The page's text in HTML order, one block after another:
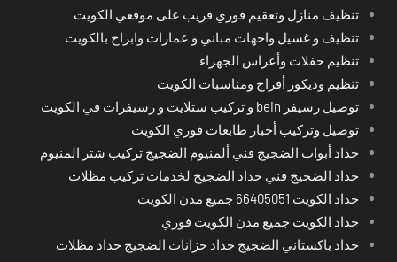
تنظيف منازل وتعقيم فوري قريب على موقعي الكويت
تنظيف و غسيل واجهات مباني و عمارات وابراج بالكويت
تنظيم حفلات وأعراس الجهراء
تنظيم وديكور أفراح ومناسبات الكويت
توصيل رسيفر bein و تركيب ستلايت و رسيفرات في الكويت
توصيل وتركيب أخبار طابعات فوري الكويت
حداد أبواب الضجيج فني ألمنيوم الضجيج تركيب شتر المنيوم
حداد الضجيج فني حداد الضجيج لخدمات تركيب مظلات
حداد الكويت 66405051 جميع مدن الكويت
حداد الكويت جميع مدن الكويت فوري
حداد باكستاني الضجيج حداد خزانات الضجيج حداد مظلات